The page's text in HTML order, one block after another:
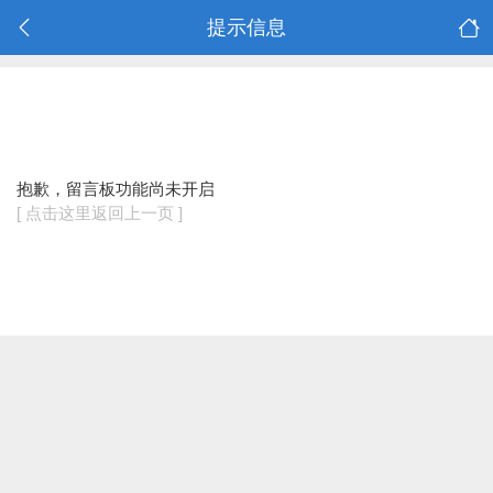
提示信息
抱歉，留言板功能尚未开启
[ 点击这里返回上一页 ]